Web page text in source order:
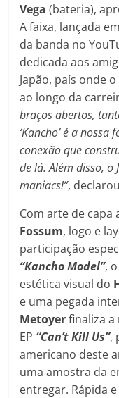
Vega (bateria),
A faixa, lançada
da banda no
dedicada aos
Japão, país onde
ao longo da
braços abertos,
‘Kancho’ é a
conexão que
de lá. Além disso, o
maniacs!”,
Com arte de capa
Fossum, logo e
participação
“Kancho Model”,
estética visual do
e uma pegada
Metoyerfinaliza a
EP “Can’t Kill Us”,
americano deste
uma amostra da
entregar. Rápida